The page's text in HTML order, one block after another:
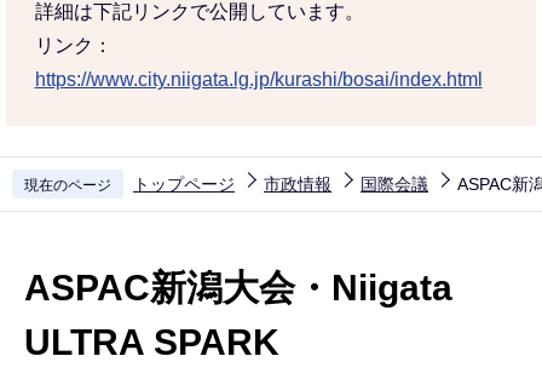
詳細は下記リンクで公開しています。
リンク：
https://www.city.niigata.lg.jp/kurashi/bosai/index.html
現在のページ トップページ 市政情報 国際会議 ASPAC新
ASPAC新潟大会・Niigata
ULTRA SPARK